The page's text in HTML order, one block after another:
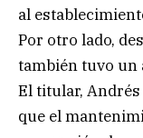
al
Por otro lado,
también tuvo un
El titular,
que el